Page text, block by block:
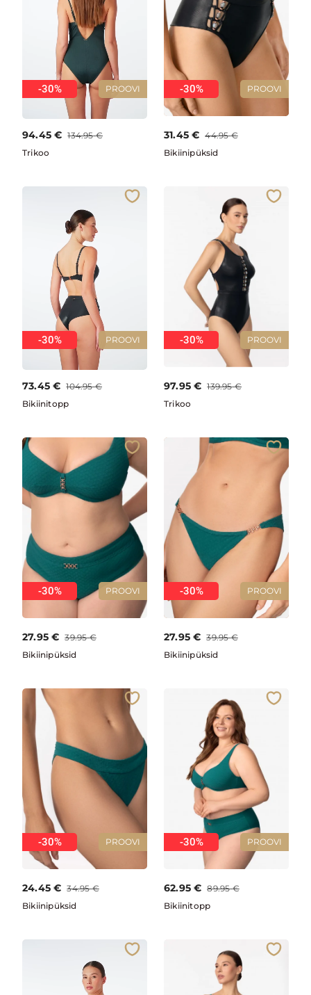
PROOVI
-30%
94.45 € 134.95 €
Trikoo
PROOVI
-30%
31.45 € 44.95 €
Bikiinipüksid
PROOVI
-30%
73.45 € 104.95 €
Bikiinitopp
PROOVI
-30%
97.95 € 139.95 €
Trikoo
PROOVI
-30%
27.95 € 39.95 €
Bikiinipüksid
PROOVI
-30%
27.95 € 39.95 €
Bikiinipüksid
PROOVI
-30%
24.45 € 34.95 €
Bikiinipüksid
PROOVI
-30%
62.95 € 89.95 €
Bikiinitopp